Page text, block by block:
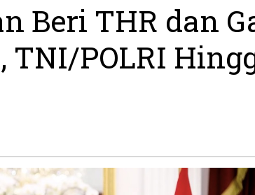
Beri THR dan
TNI/POLRI